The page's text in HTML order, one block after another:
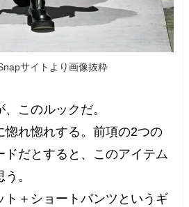
サイトより画像抜粋
このルックだ。
惚れ惚れする。前項の2つの
ドだとすると、このアイテム
。
ト＋ショートパンツというギ